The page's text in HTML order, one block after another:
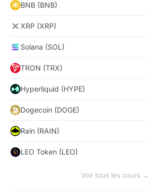
BNB (BNB)
XRP (XRP)
Solana (SOL)
TRON (TRX)
Hyperliquid (HYPE)
Dogecoin (DOGE)
Rain (RAIN)
LEO Token (LEO)
Voir tous les cours →